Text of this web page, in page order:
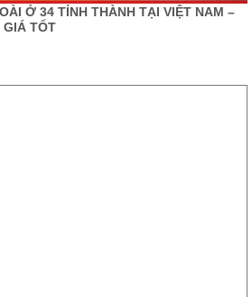
Ở 34 TỈNH THÀNH TẠI VIỆT NAM –
GIÁ TỐT